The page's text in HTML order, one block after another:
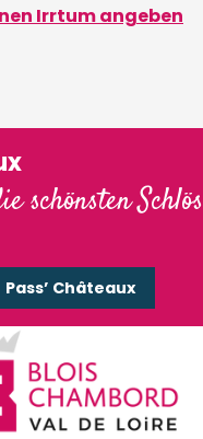
Irrtum angeben
schönsten
Pass’ Châteaux